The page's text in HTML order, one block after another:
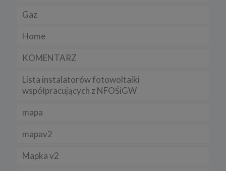
Gaz
Home
KOMENTARZ
Lista instalatorów fotowoltaiki
współpracujących z NFOŚiGW
mapa
mapav2
Mapka v2